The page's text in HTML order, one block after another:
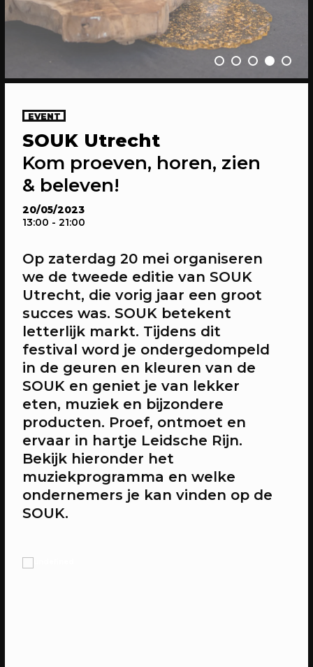
20/04/2023
Gesprekken: Onze stad, ons canvas
Over de verdiepende gesprekken op
Onze stad, ons canvas
20/04/2023
Workshops: Onze stad, ons canvas
Over de workshops tijdens Onze stad,
ons canvas
EVENT
20/05/2023
13:00 - 21:00
SOUK Utrecht
Kom proeven, horen, zien
& beleven!
Op zaterdag 20 mei organiseren
we de tweede editie van SOUK
Utrecht, die vorig jaar een groot
succes was. SOUK betekent
letterlijk markt. Tijdens dit
festival word je ondergedompeld
in de geuren en kleuren van de
SOUK en geniet je van lekker
eten, muziek en bijzondere
producten. Proef, ontmoet en
ervaar in hartje Leidsche Rijn.
Bekijk hieronder het
muziekprogramma en welke
ondernemers je kan vinden op de
SOUK.